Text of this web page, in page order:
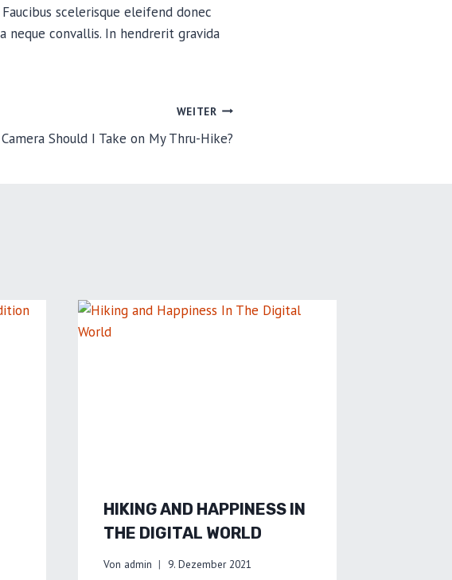
scelerisque eleifend donec
neque convallis. In hendrerit gravida
WEITER
Should I Take on My Thru-Hike?
HIKING AND HAPPINESS IN
THE DIGITAL WORLD
Von admin 9. Dezember 2021